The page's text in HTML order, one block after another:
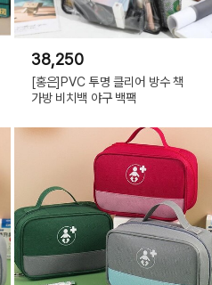
38,250
[홍은]PVC 투명 클리어 방수 책
가방 비치백 야구 백팩